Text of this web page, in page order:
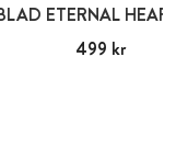
Pris:499 kr
499 kr